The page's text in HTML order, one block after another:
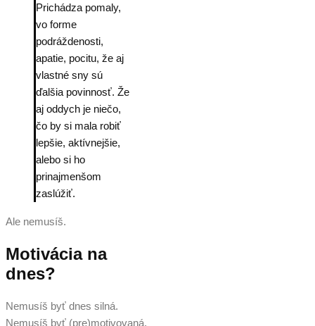
Prichádza pomaly,
vo forme
podráždenosti,
apatie, pocitu, že aj
vlastné sny sú
ďalšia povinnosť. Že
aj oddych je niečo,
čo by si mala robiť
lepšie, aktívnejšie,
alebo si ho
prinajmenšom
zaslúžiť.
Ale nemusíš.
Motivácia na
dnes?
Nemusíš byť dnes silná.
Nemusíš byť (pre)motivovaná.